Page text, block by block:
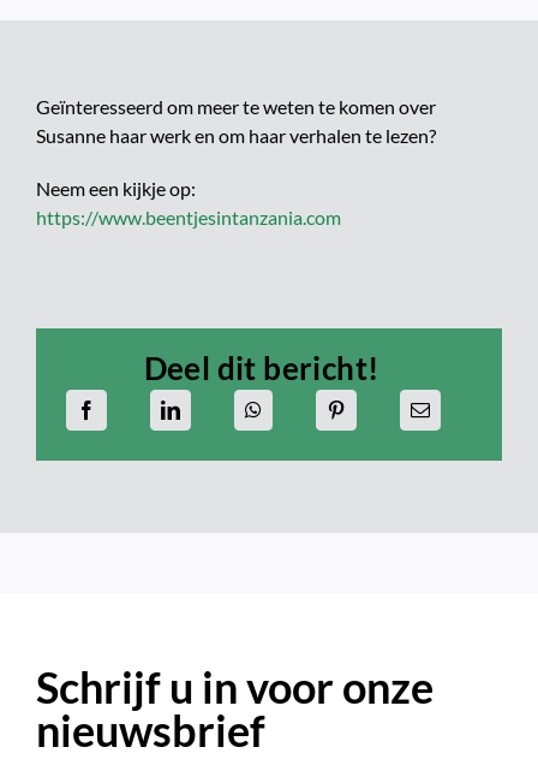
Geïnteresseerd om meer te weten te komen over
Susanne haar werk en om haar verhalen te lezen?
Neem een kijkje op:
https://www.beentjesintanzania.com
Deel dit bericht!
Schrijf u in voor onze
nieuwsbrief